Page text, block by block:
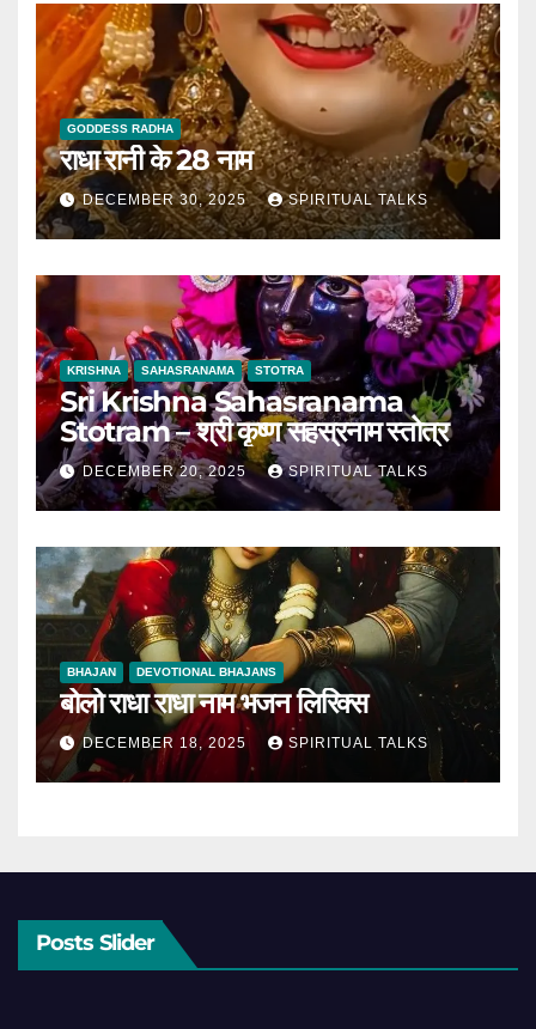
GODDESS RADHA
राधा रानी के 28 नाम
DECEMBER 30, 2025 SPIRITUAL TALKS
KRISHNA SAHASRANAMA STOTRA
Sri Krishna Sahasranama
Stotram – श्री कृष्ण सहस्रनाम स्तोत्र
DECEMBER 20, 2025 SPIRITUAL TALKS
BHAJAN DEVOTIONAL BHAJANS
बोलो राधा राधा नाम भजन लिरिक्स
DECEMBER 18, 2025 SPIRITUAL TALKS
Posts Slider